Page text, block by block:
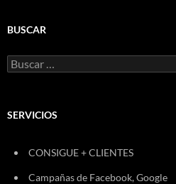
BUSCAR
Buscar:
SERVICIOS
CONSIGUE + CLIENTES
Campañas de Facebook, Google